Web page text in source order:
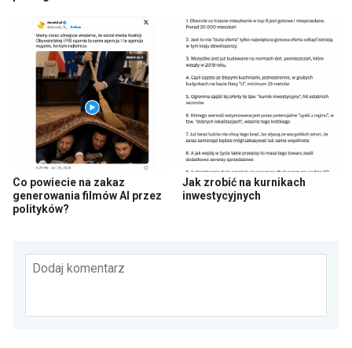
Co powiecie na zakaz
generowania filmów AI przez
polityków?
Jak zrobić na kurnikach
inwestycyjnych
Dodaj komentarz